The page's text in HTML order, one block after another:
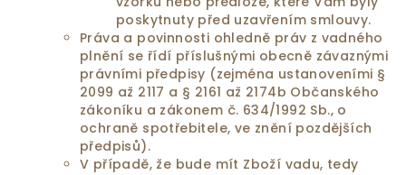
poskytnuty před uzavřením smlouvy.
Práva a povinnosti ohledně práv z vadného
plnění se řídí příslušnými obecně závaznými
právními předpisy (zejména ustanoveními §
2099 až 2117 a § 2161 až 2174b Občanského
zákoníku a zákonem č. 634/1992 Sb., o
ochraně spotřebitele, ve znění pozdějších
předpisů).
V případě, že bude mít Zboží vadu, tedy